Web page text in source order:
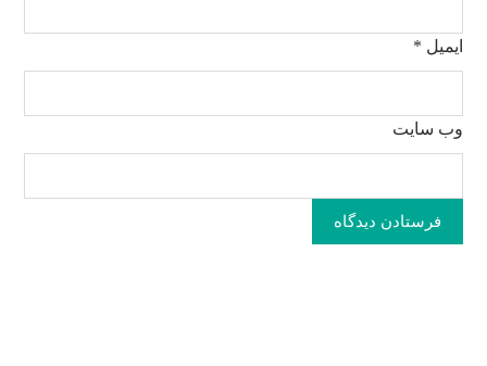
ایمیل *
وب‌ سایت
فرستادن دیدگاه